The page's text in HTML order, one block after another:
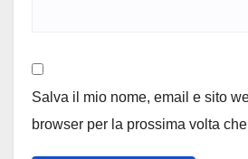
Salva il mio nome, email e sito
browser per la prossima volta